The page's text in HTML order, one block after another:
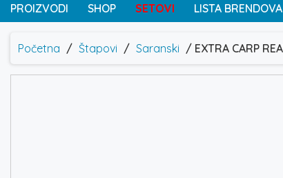
PROIZVODI SHOP SETOVI LISTA BRENDOVA
Početna / Štapovi / Saranski / EXTRA CARP